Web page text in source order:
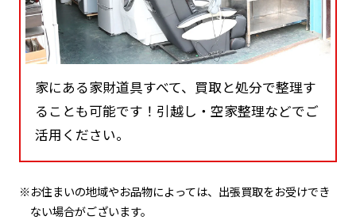
家にある家財道具すべて、買取と処分で整理す
ることも可能です！引越し・空家整理などでご
活用ください。
※お住まいの地域やお品物によっては、出張買取をお受けでき
ない場合がございます。